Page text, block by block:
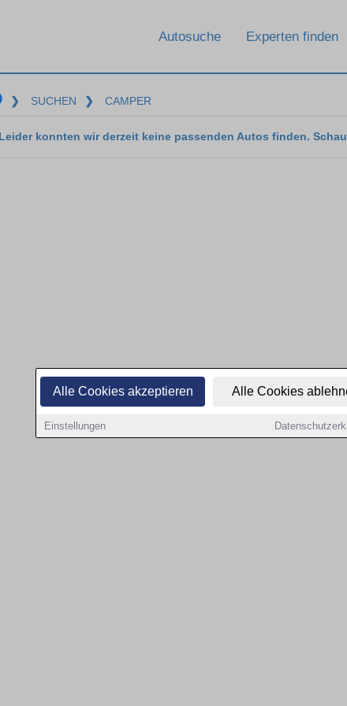
Alle Cookies akzeptieren Alle Cookies
Einstellungen
Autosuche Experten finden
❯ SUCHEN ❯ CAMPER
Leider konnten wir derzeit keine passenden Autos finden.